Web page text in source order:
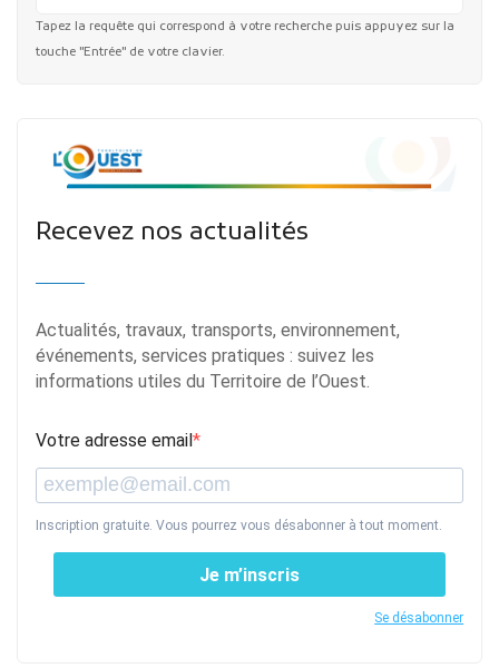
Tapez la requête qui correspond à votre recherche puis appuyez sur la
touche "Entrée" de votre clavier.
Recevez nos actualités
Actualités, travaux, transports, environnement,
événements, services pratiques : suivez les
informations utiles du Territoire de l’Ouest.
Votre adresse email
Inscription gratuite. Vous pourrez vous désabonner à tout moment.
Je m’inscris
Se désabonner